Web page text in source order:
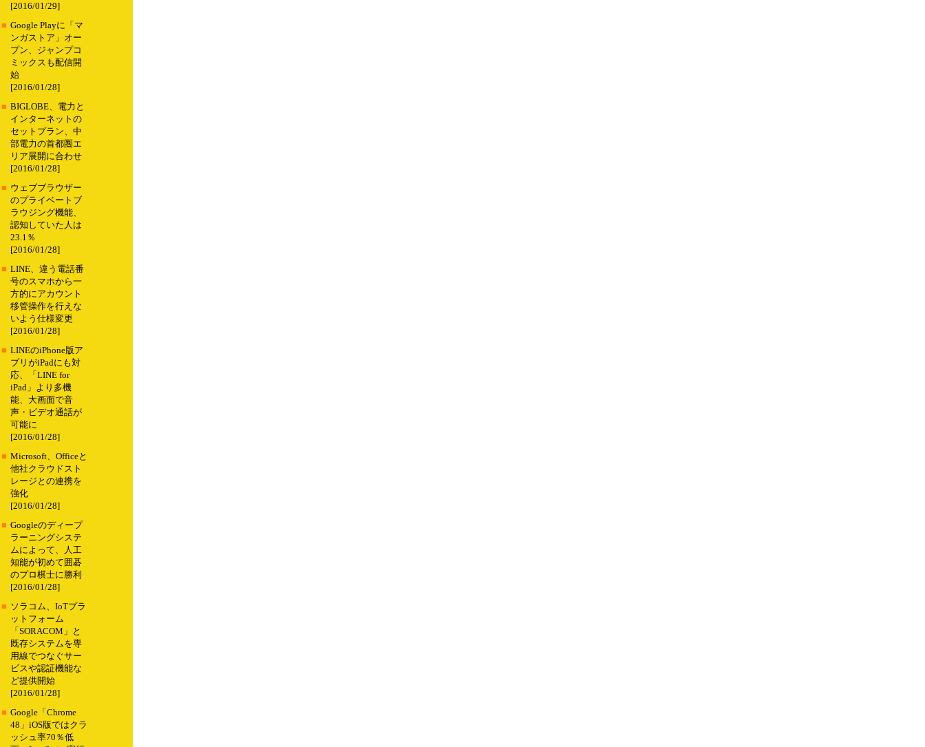
[2016/01/29]
■ Google Playに「マ
ンガストア」オー
プン、ジャンプコ
ミックスも配信開
始
[2016/01/28]
■ BIGLOBE、電力と
インターネットの
セットプラン、中
部電力の首都圏エ
リア展開に合わせ
[2016/01/28]
■ ウェブブラウザー
のプライベートブ
ラウジング機能、
認知していた人は
23.1％
[2016/01/28]
■ LINE、違う電話番
号のスマホから一
方的にアカウント
移管操作を行えな
いよう仕様変更
[2016/01/28]
■ LINEのiPhone版ア
プリがiPadにも対
応、「LINE for
iPad」より多機
能、大画面で音
声・ビデオ通話が
可能に
[2016/01/28]
■ Microsoft、Officeと
他社クラウドスト
レージとの連携を
強化
[2016/01/28]
■ Googleのディープ
ラーニングシステ
ムによって、人工
知能が初めて囲碁
のプロ棋士に勝利
[2016/01/28]
■ ソラコム、IoTプラ
ットフォーム
「SORACOM」と
既存システムを専
用線でつなぐサー
ビスや認証機能な
ど提供開始
[2016/01/28]
■ Google「Chrome
48」iOS版ではクラ
ッシュ率70％低